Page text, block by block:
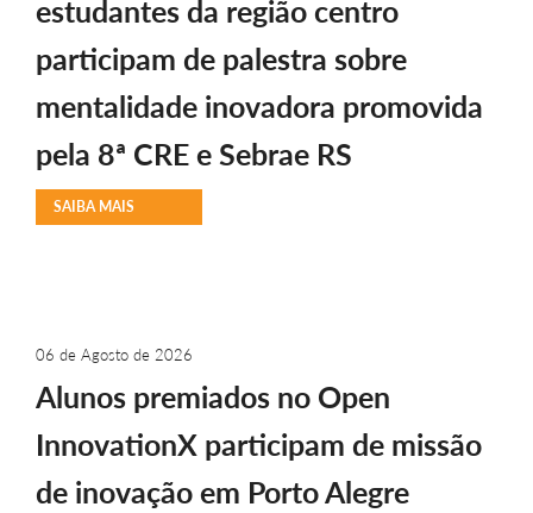
estudantes da região centro
participam de palestra sobre
mentalidade inovadora promovida
pela 8ª CRE e Sebrae RS
SAIBA MAIS
06 de Agosto de 2026
Alunos premiados no Open
InnovationX participam de missão
de inovação em Porto Alegre